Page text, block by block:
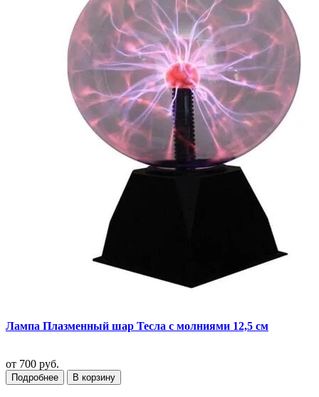
Лампа Плазменный шар Тесла с молниями 12,5 см
от 700 руб.
Подробнее В корзину